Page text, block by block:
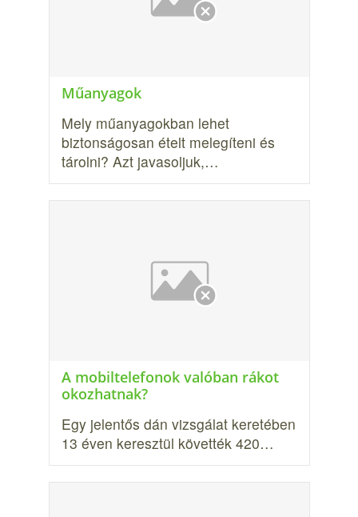
Műanyagok
Mely műanyagokban lehet
biztonságosan ételt melegíteni és
tárolni? Azt javasoljuk,…
A mobiltelefonok valóban rákot
okozhatnak?
Egy jelentős dán vizsgálat keretében
13 éven keresztül követték 420…